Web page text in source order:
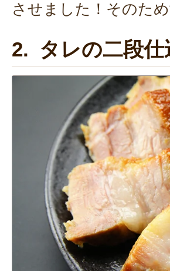
させました！そのた
2. タレの二段仕